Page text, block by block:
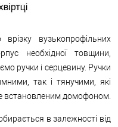
вузькопрофільних
необхідної товщини,
ручки і серцевину. Ручки
так і тянучими, які
встановленим домофоном.
в залежності від